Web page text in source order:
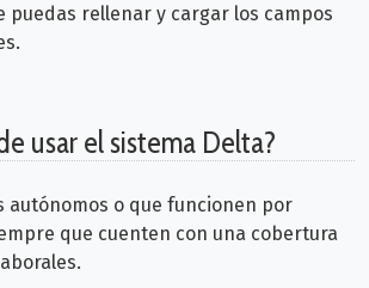
puedas rellenar y cargar los campos
usar el sistema Delta?
autónomos o que funcionen por
que cuenten con una cobertura